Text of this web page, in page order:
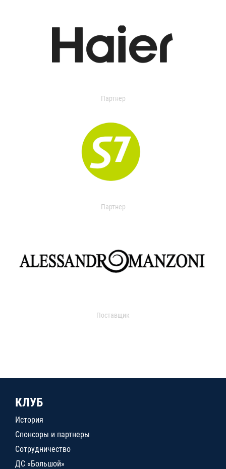
Партнер
Партнер
Поставщик
КЛУБ
История
Спонсоры и партнеры
Сотрудничество
ДС «Большой»